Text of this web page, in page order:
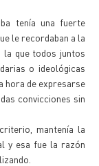
tenía una fuerte
le recordaban a la
la que todos juntos
o ideológicas
hora de expresarse
convicciones sin
mantenía la
y esa fue la razón